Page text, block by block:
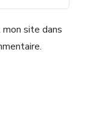
site dans